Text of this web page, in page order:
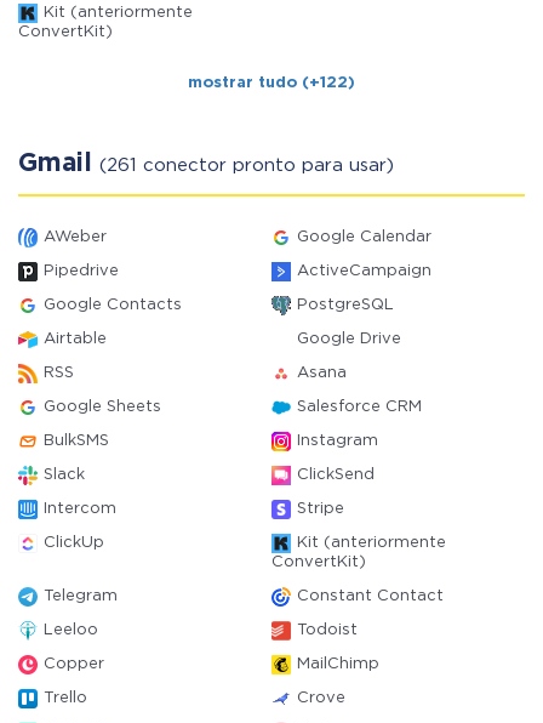
Kit (anteriormente
ConvertKit)
mostrar tudo (+122)
Gmail (261 conector pronto para usar)
AWeber Google Calendar
Pipedrive ActiveCampaign
Google Contacts PostgreSQL
Airtable Google Drive
RSS Asana
Google Sheets Salesforce CRM
BulkSMS Instagram
Slack ClickSend
Intercom Stripe
ClickUp
Kit (anteriormente
ConvertKit)
Telegram Constant Contact
Leeloo Todoist
Copper MailChimp
Trello Crove